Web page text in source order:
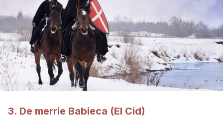
3. De merrie Babieca (El Cid)